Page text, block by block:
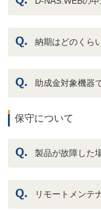
納期はどのくら
助成金対象機器
保守について
製品が故障した
リモートメンテ